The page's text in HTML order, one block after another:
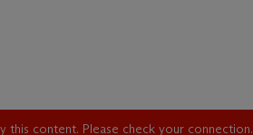
this content. Please check your connection.